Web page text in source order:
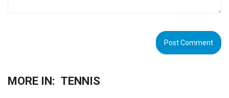
MORE IN: TENNIS